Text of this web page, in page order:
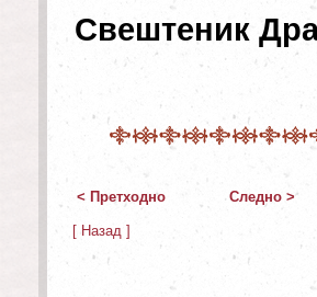
Свештеник
< Претходно Следно >
[ Назад ]